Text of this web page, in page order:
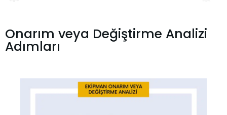
Onarım veya Değiştirme Analizi
Adımları